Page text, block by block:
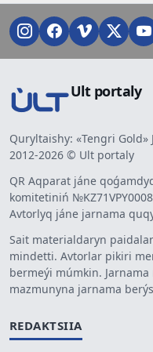
Ult portaly
Quryltaishy: «Tengri Gold»
2012-2026 © Ult portaly
QR Aqparat jáne
komitetiniń
Avtorlyq jáne jarnama
Sait materialdaryn
mindetti. Avtorlar pikiri
bermeýi múmkin.
mazmunyna jarnama
REDAKTSIIA